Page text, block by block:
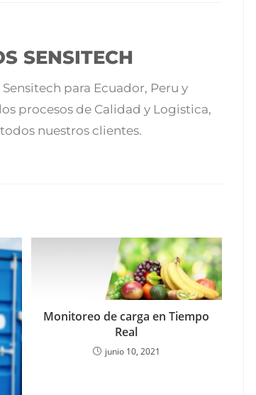
SENSITECH
para Ecuador, Peru y
procesos de Calidad y Logistica,
nuestros clientes.
Monitoreo de carga en Tiempo
Real
junio 10, 2021